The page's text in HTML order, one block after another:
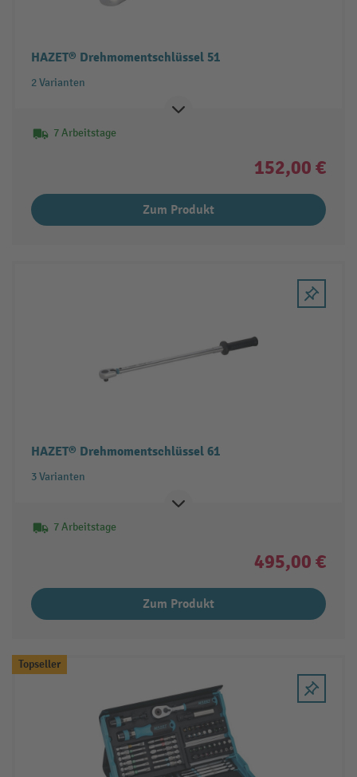
HAZET® Drehmomentschlüssel 51
2 Varianten
7 Arbeitstage
152,00 €
Zum Produkt
HAZET® Drehmomentschlüssel 61
3 Varianten
7 Arbeitstage
495,00 €
Zum Produkt
Topseller